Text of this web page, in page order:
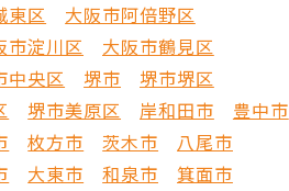
東区
大阪市阿倍野区
市淀川区
大阪市鶴見区
中央区 堺市
堺市堺区
堺市美原区 岸和田市
豊中市
枚方市 茨木市
八尾市
大東市 和泉市
箕面市